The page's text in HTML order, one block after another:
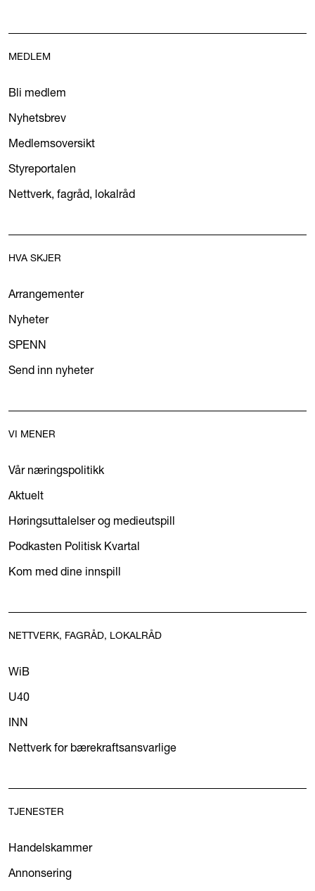
MEDLEM
Bli medlem
Nyhetsbrev
Medlemsoversikt
Styreportalen
Nettverk, fagråd, lokalråd
HVA SKJER
Arrangementer
Nyheter
SPENN
Send inn nyheter
VI MENER
Vår næringspolitikk
Aktuelt
Høringsuttalelser og medieutspill
Podkasten Politisk Kvartal
Kom med dine innspill
NETTVERK, FAGRÅD, LOKALRÅD
WiB
U40
INN
Nettverk for bærekraftsansvarlige
TJENESTER
Handelskammer
Annonsering